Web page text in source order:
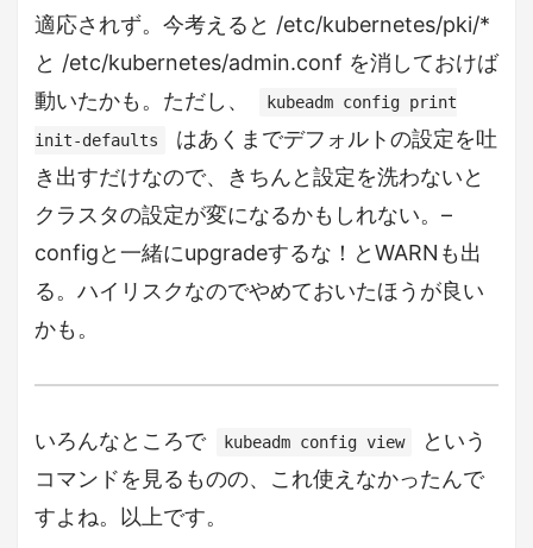
適応されず。今考えると /etc/kubernetes/pki/*
と /etc/kubernetes/admin.conf を消しておけば
動いたかも。ただし、
kubeadm config print
init-defaults
はあくまでデフォルトの設定を吐
き出すだけなので、きちんと設定を洗わないと
クラスタの設定が変になるかもしれない。–
configと一緒にupgradeするな！とWARNも出
る。ハイリスクなのでやめておいたほうが良い
かも。
いろんなところで kubeadm config view
という
コマンドを見るものの、これ使えなかったんで
すよね。以上です。